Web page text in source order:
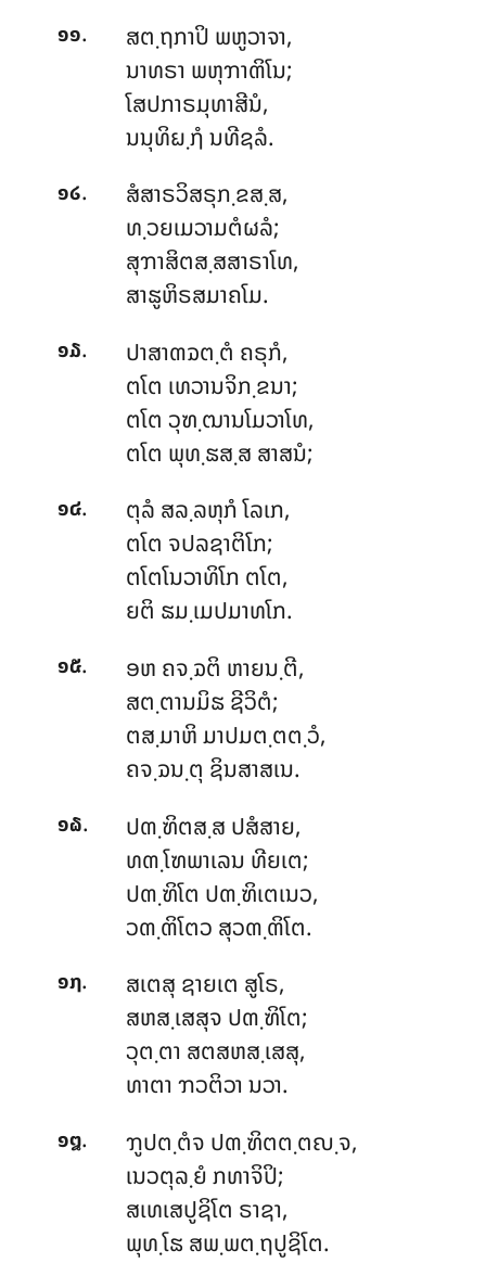
໑໑.
ສຕ຺ຖກາປິ ພຫູວາຈາ,
ນາທຣາ ພຫຸຠາຓິໂນ;
ໂສປກາຣມຸທາສີນໍ,
ນນຸທິຏ຺ຐໍ ນທີຊລໍ.
໑໒. ສໍສາຣວິສຣຸກ຺ຂສ຺ສ,
ທ຺ວຍເມວາມຕໍຜລໍ;
ສຸຠາສິຕສ຺ສສາຣາໂທ,
ສາຘູຫິຣສມາຄໂມ.
໑໓.
ປາສາຓຉຕ຺ຕໍ ຄຣຸກໍ,
ຕໂຕ ເທວານຈິກ຺ຂນາ;
ຕໂຕ ວຸຑ຺ຒານໂມວາໂທ,
ຕໂຕ ພຸທ຺ຘສ຺ສ ສາສນໍ;
໑໔. ຕຸລໍ ສລ຺ລຫຸກໍ ໂລເກ,
ຕໂຕ ຈປລຊາຕິໂກ;
ຕໂຕໂນວາທິໂກ ຕໂຕ,
ຍຕິ ຘມ຺ເມປມາທໂກ.
໑໕.
ອຫ ຄຈ຺ຉຕິ ຫາຍນ຺ຕີ,
ສຕ຺ຕານມິຘ ຊີວິຕໍ;
ຕສ຺ມາຫິ ມາປມຕ຺ຕຕ຺ວໍ,
ຄຈ຺ຉນ຺ຕຸ ຊິນສາສເນ.
໑໖.
ປຓ຺ຑິຕສ຺ສ ປສໍສາຍ,
ທຓ຺ໂຑພາເລນ ທີຍເຕ;
ປຓ຺ຑິໂຕ ປຓ຺ຑິເຕເນວ,
ວຓ຺ຓິໂຕວ ສຸວຓ຺ຓິໂຕ.
໑໗. ສເຕສຸ ຊາຍເຕ ສູໂຣ,
ສຫສ຺ເສສຸຈ ປຓ຺ຑິໂຕ;
ວຸຕ຺ຕາ ສຕສຫສ຺ເສສຸ,
ທາຕາ ຠວຕິວາ ນວາ.
໑໘.
ຠູປຕ຺ຕໍຈ ປຓ຺ຑິຕຕ຺ຕຎ຺ຈ,
ເນວຕຸລ຺ຍໍ ກທາຈິປິ;
ສເທເສປູຊິໂຕ ຣາຊາ,
ພຸທ຺ໂຘ ສພ຺ພຕ຺ຖປູຊິໂຕ.